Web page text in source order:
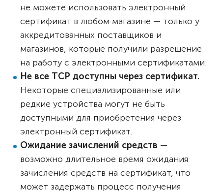
не можете использовать электронный
сертификат в любом магазине — только у
аккредитованных поставщиков и
магазинов, которые получили разрешение
на работу с электронными сертификатами.
Не все ТСР доступны через сертификат.
Некоторые специализированные или
редкие устройства могут не быть
доступными для приобретения через
электронный сертификат.
Ожидание зачислений средств —
возможно длительное время ожидания
зачисления средств на сертификат, что
может задержать процесс получения